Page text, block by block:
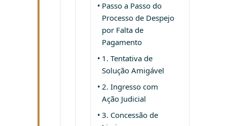
Passo a Passo do
Processo de Despejo
por Falta de
Pagamento
1. Tentativa de
Solução Amigável
2. Ingresso com
Ação Judicial
3. Concessão de